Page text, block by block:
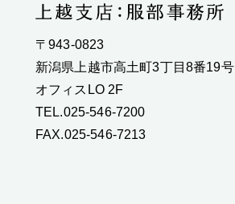
〒943-0823
新潟県上越市高土町3丁目8番19号
オフィスLO 2F
TEL.025-546-7200
FAX.025-546-7213